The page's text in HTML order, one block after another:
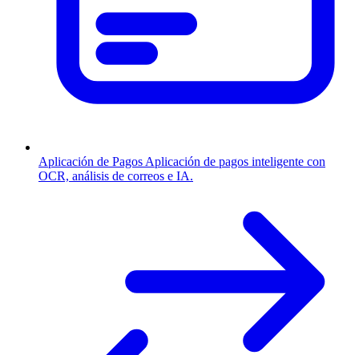
Aplicación de Pagos Aplicación de pagos inteligente con
OCR, análisis de correos e IA.